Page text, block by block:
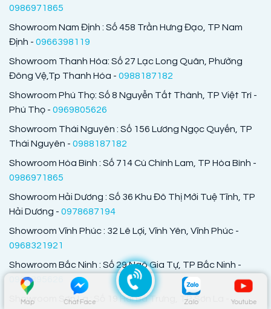
Map Chat Face Zalo Youtube
0986971865
Showroom Nam Định : Số 458 Trần Hưng Đạo, TP Nam
Định - 0966398119
Showroom Thanh Hóa: Số 27 Lạc Long Quân, Phường
Đông Vệ,Tp Thanh Hóa - 0988187182
Showroom Phú Thọ: Số 8 Nguyễn Tất Thành, TP Việt Trì -
Phú Thọ - 0969805626
Showroom Thái Nguyên : Số 156 Lương Ngọc Quyến, TP
Thái Nguyên - 0988187182
Showroom Hòa Bình : Số 714 Cù Chính Lam, TP Hòa Bình -
0986971865
Showroom Hải Dương : Số 36 Khu Đô Thị Mới Tuệ Tĩnh, TP
Hải Dương - 0978687194
Showroom Vĩnh Phúc : 32 Lê Lợi, Vĩnh Yên, Vĩnh Phúc -
0968321921
Showroom Bắc Ninh : Số 29 Ngô Gia Tự, TP Bắc Ninh -
0969895626
Showroom Sơn La : Số 19 Hai Bà Trưng, TP Sơn La -